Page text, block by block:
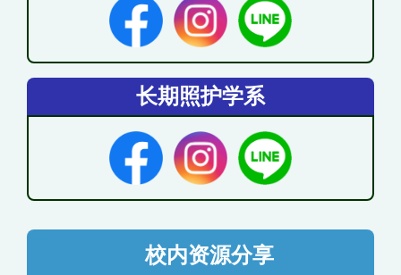
长期照护学系
校内资源分享